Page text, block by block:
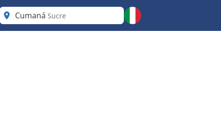
Cumaná Sucre